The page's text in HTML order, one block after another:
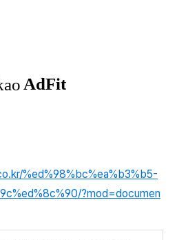
%ed%98%bc%ea%b3%b5-
?mod=documen